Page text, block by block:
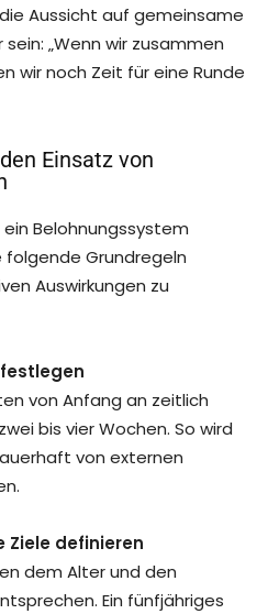
Aussicht auf gemeinsame
„Wenn wir zusammen
wir noch Zeit für eine Runde
Einsatz von
Belohnungssystem
Grundregeln
Auswirkungen zu
von Anfang an zeitlich
bis vier Wochen. So wird
von externen
Ziele definieren
dem Alter und den
Ein fünfjähriges